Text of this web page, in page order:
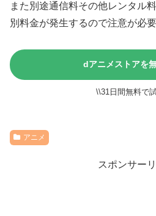
また別途通信料その他レンタル
別料金が発生するので注意が必要
dアニメストアを
\\31日間無料で
アニメ
スポンサー